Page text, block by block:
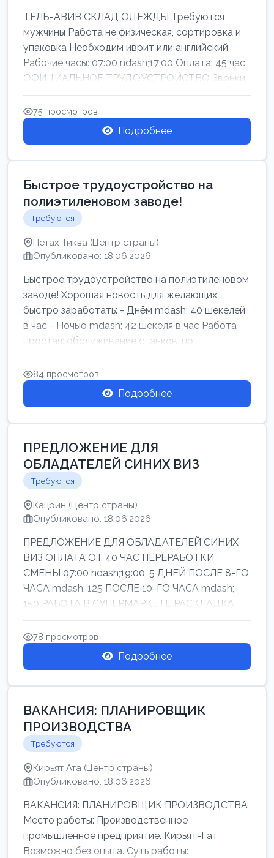
ТЕЛЬ-АВИВ СКЛАД ОДЕЖДЫ Требуются
мужчины Работа не физическая, сортировка и
упаковка Необходим иврит или английский
Рабочие часы: 07:00 ndash;17:00 Оплата: 45 час
ОФИЦИАЛЬНОЕ ТРУДОУСТРОЙСТВО Звонки
75 просмотров
Подробнее
Быстрое трудоустройство на
полиэтиленовом заводе!
Требуются
Петах Тиква (Центр страны)
Опубликовано: 18.06.2026
Быстрое трудоустройство на полиэтиленовом
заводе! Хорошая новость для желающих
быстро заработать: - Днём mdash; 40 шекелей
в час - Ночью mdash; 42 шекеля в час Работа
простая: обслуживание станков, пр...
84 просмотров
Подробнее
ПРЕДЛОЖЕНИЕ ДЛЯ
ОБЛАДАТЕЛЕЙ СИНИХ ВИЗ
Требуются
Кацрин (Центр страны)
Опубликовано: 18.06.2026
ПРЕДЛОЖЕНИЕ ДЛЯ ОБЛАДАТЕЛЕЙ СИНИХ
ВИЗ ОПЛАТА ОТ 40 ЧАС ПЕРЕРАБОТКИ
СМЕНЫ 07:00 ndash;19:00, 5 ДНЕЙ ПОСЛЕ 8-ГО
ЧАСА mdash; 125 ПОСЛЕ 10-ГО ЧАСА mdash;
150 РАБОТА В СУПЕРМАРКЕТЕ РАСКЛАДКА
ТОВАРОВ НЕ ТЯЖ...
78 просмотров
Подробнее
ВАКАНСИЯ: ПЛАНИРОВЩИК
ПРОИЗВОДСТВА
Требуются
Кирьят Ата (Центр страны)
Опубликовано: 18.06.2026
ВАКАНСИЯ: ПЛАНИРОВЩИК ПРОИЗВОДСТВА
Место работы: Производственное
промышленное предприятие. Кирьят-Гат
Возможно без опыта. Суть работы: